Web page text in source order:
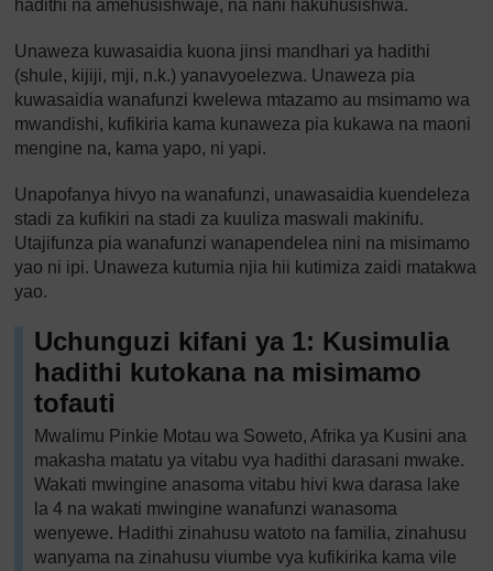
hadithi na amehusishwaje, na nani hakuhusishwa.
Unaweza kuwasaidia kuona jinsi mandhari ya hadithi
(shule, kijiji, mji, n.k.) yanavyoelezwa. Unaweza pia
kuwasaidia wanafunzi kwelewa mtazamo au msimamo wa
mwandishi, kufikiria kama kunaweza pia kukawa na maoni
mengine na, kama yapo, ni yapi.
Unapofanya hivyo na wanafunzi, unawasaidia kuendeleza
stadi za kufikiri na stadi za kuuliza maswali makinifu.
Utajifunza pia wanafunzi wanapendelea nini na misimamo
yao ni ipi. Unaweza kutumia njia hii kutimiza zaidi matakwa
yao.
Uchunguzi kifani ya 1: Kusimulia
hadithi kutokana na misimamo
tofauti
Mwalimu Pinkie Motau wa Soweto, Afrika ya Kusini ana
makasha matatu ya vitabu vya hadithi darasani mwake.
Wakati mwingine anasoma vitabu hivi kwa darasa lake
la 4 na wakati mwingine wanafunzi wanasoma
wenyewe. Hadithi zinahusu watoto na familia, zinahusu
wanyama na zinahusu viumbe vya kufikirika kama vile